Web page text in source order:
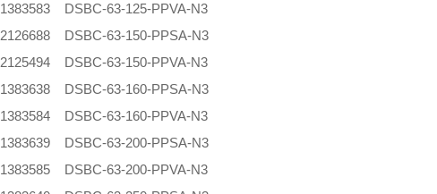
1383583 DSBC-63-125-PPVA-N3
2126688 DSBC-63-150-PPSA-N3
2125494 DSBC-63-150-PPVA-N3
1383638 DSBC-63-160-PPSA-N3
1383584 DSBC-63-160-PPVA-N3
1383639 DSBC-63-200-PPSA-N3
1383585 DSBC-63-200-PPVA-N3